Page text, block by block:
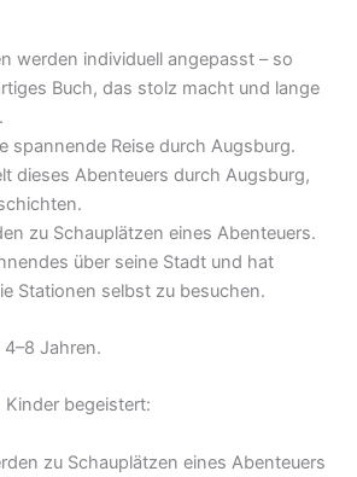
werden individuell angepasst – so
Buch, das stolz macht und lange
spannende Reise durch Augsburg.
dieses Abenteuers durch Augsburg,
zu Schauplätzen eines Abenteuers.
über seine Stadt und hat
Stationen selbst zu besuchen.
Jahren.
Kinder begeistert:
zu Schauplätzen eines Abenteuers